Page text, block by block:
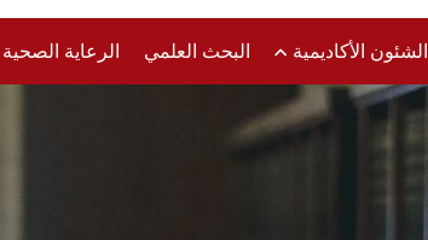
الشئون الأكاديمية البحث العلمي الرعاية الصحية